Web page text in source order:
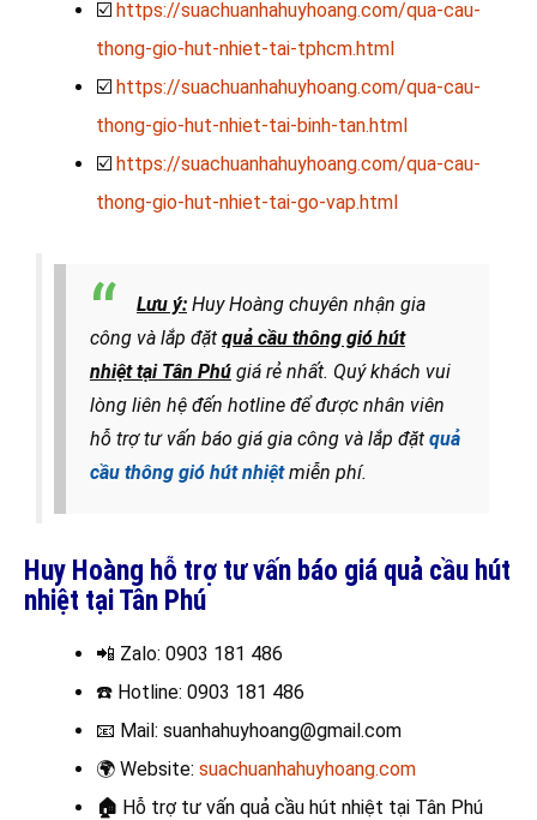
☑️ https://suachuanhahuyhoang.com/qua-cau-
thong-gio-hut-nhiet-tai-tphcm.html
☑️ https://suachuanhahuyhoang.com/qua-cau-
thong-gio-hut-nhiet-tai-binh-tan.html
☑️ https://suachuanhahuyhoang.com/qua-cau-
thong-gio-hut-nhiet-tai-go-vap.html
Lưu ý: Huy Hoàng chuyên nhận gia
công và lắp đặt quả cầu thông gió hút
nhiệt tại Tân Phú giá rẻ nhất. Quý khách vui
lòng liên hệ đến hotline để được nhân viên
hỗ trợ tư vấn báo giá gia công và lắp đặt quả
cầu thông gió hút nhiệtmiễn phí.
Huy Hoàng hỗ trợ tư vấn báo giá quả cầu hút
nhiệt tại Tân Phú
📲 Zalo: 0903 181 486
☎️ Hotline: 0903 181 486
📧 Mail: suanhahuyhoang@gmail.com
🌍 Website: suachuanhahuyhoang.com
🏠 Hỗ trợ tư vấn quả cầu hút nhiệt tại Tân Phú